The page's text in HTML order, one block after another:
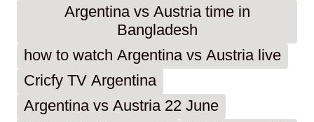
Argentina vs Austria time in
Bangladesh
how to watch Argentina vs Austria live
Cricfy TV Argentina
Argentina vs Austria 22 June